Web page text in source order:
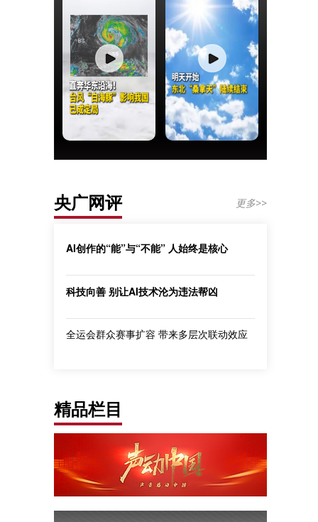
央广网评 更多>>
AI创作的“能”与“不能” 人始终是核心
科技向善 别让AI技术沦为违法帮凶
全运会群众赛事扩容 带来多层次联动效应
精品栏目